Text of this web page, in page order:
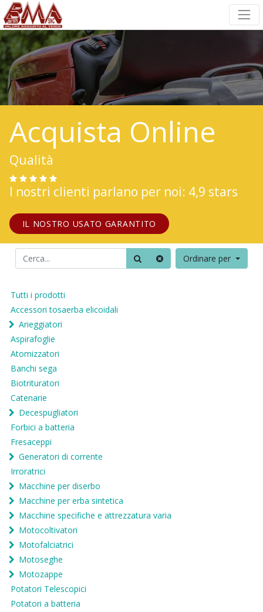
Acquista Online
Qualità
I nostri clienti parlano per noi: 4,9 stars
IL NOSTRO USATO GARANTITO
Ordinare per
Tutti i prodotti
Accessori tosaerba elicoidali
Arieggiatori
Aspirafoglie
Atomizzatori
Banchi sega
Biotrituratori
Catenarie
Decespugliatori
Forbici a batteria
Fresaceppi
Generatori di corrente
Irroratrici
Macchine per diserbo
Macchine per erba sintetica
Macchine specifiche e attrezzatura varia
Motocoltivatori
Motofalciatrici
Motoseghe
Motozappe
Potatori Telescopici
Potatori a batteria